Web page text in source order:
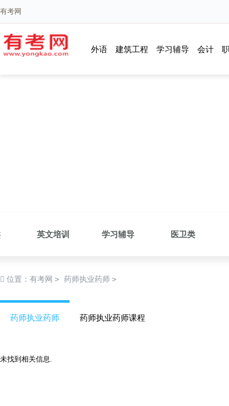
有考网
外语 建筑工程 学习辅导 会计
英文培训 学习辅导 医卫类
位置： 有考网 > 药师执业药师 >
药师执业药师 药师执业药师课程
未找到相关信息.